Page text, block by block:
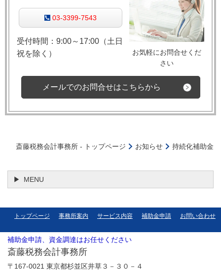
お気軽にお問合せくだ
さい
03-3399-7543
受付時間：9:00～17:00（土日
祝を除く）
メールでのお問合せはこちらから
斎藤税務会計事務所 - トップページ お知らせ 持続化補助金
MENU
トップページ 事務所案内 サービス内容 補助金申請 お問い合わせ
補助金申請、資金調達はお任せください
斎藤税務会計事務所
〒167-0021 東京都杉並区井草３－３０－４